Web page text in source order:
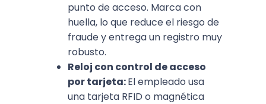
punto de acceso. Marca con
huella, lo que reduce el riesgo de
fraude y entrega un registro muy
robusto.
Reloj con control de acceso
por tarjeta:El empleado usa
una tarjeta RFID o magnética